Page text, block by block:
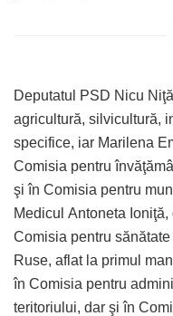
Deputatul PSD Nicu
agricultură, silvicultură,
specifice, iar Marilena
Comisia pentru
şi în Comisia pentru
Medicul Antoneta
Comisia pentru
Ruse, aflat la primul
în Comisia pentru
teritoriului, dar şi în